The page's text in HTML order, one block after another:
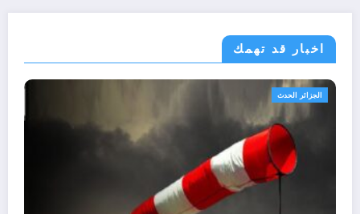
اخبار قد تهمك